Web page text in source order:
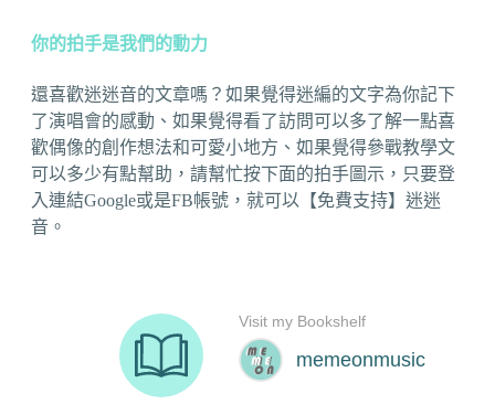
你的拍手是我們的動力
還喜歡迷迷音的文章嗎？如果覺得迷編的文字為你記下
了演唱會的感動、如果覺得看了訪問可以多了解一點喜
歡偶像的創作想法和可愛小地方、如果覺得參戰教學文
可以多少有點幫助，請幫忙按下面的拍手圖示，只要登
入連結Google或是FB帳號，就可以【免費支持】迷迷
音。